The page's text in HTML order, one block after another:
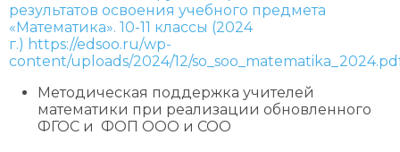
результатов освоения учебного предмета
«Математика». 10-11 классы (2024
г.) https://edsoo.ru/wp-
content/uploads/2024/12/
Методическая поддержка учителей
математики при реализации обновленного
ФГОС и ФОП ООО и СОО